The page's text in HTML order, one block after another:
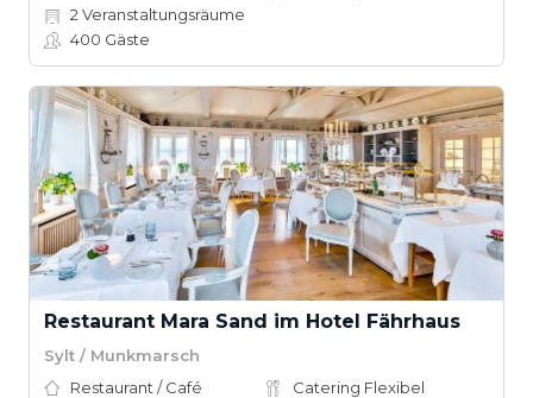
2 Veranstaltungsräume
400 Gäste
Restaurant Mara Sand im Hotel Fährhaus
Sylt / Munkmarsch
Restaurant / Café
Catering Flexibel